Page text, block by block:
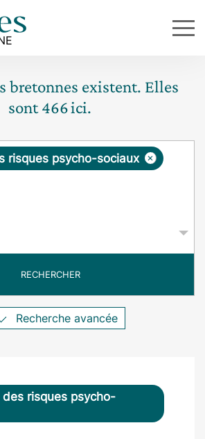
bretonnes existent. Elles
sont466ici.
×
risques psycho-sociaux
RECHERCHER
Recherche avancée
des risques psycho-